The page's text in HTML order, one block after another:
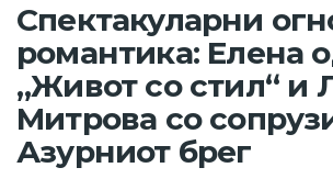
Спектакуларни
романтика: Елена
„Живот со стил“ и
Митрова со
Азурниот брег